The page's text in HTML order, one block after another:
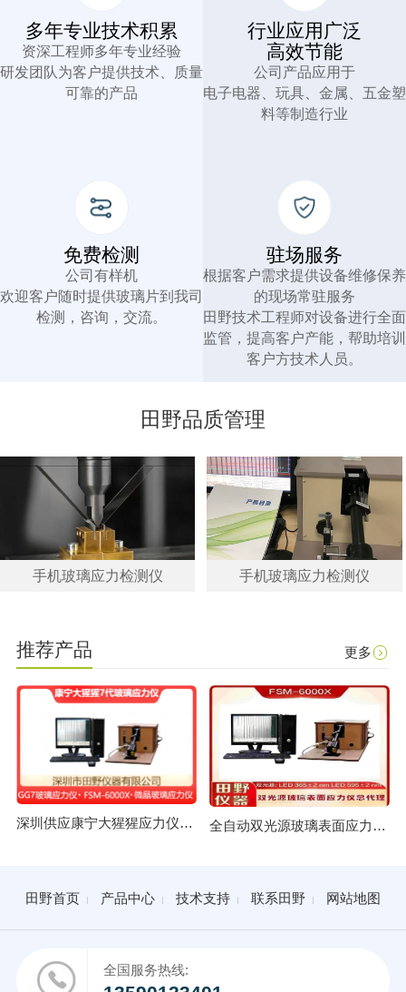
多年专业技术积累
资深工程师多年专业经验
研发团队为客户提供技术、质量
可靠的产品
行业应用广泛
高效节能
公司产品应用于
电子电器、玩具、金属、五金塑
料等制造行业
免费检测
公司有样机
欢迎客户随时提供玻璃片到我司
检测，咨询，交流。
驻场服务
根据客户需求提供设备维修保养
的现场常驻服务
田野技术工程师对设备进行全面
监管，提高客户产能，帮助培训
客户方技术人员。
田野品质管理
手机玻璃应力检测仪 手机玻璃应力检测仪
推荐产品 更多
深圳供应康宁大猩猩应力仪 GG7玻璃应力仪总代理 全自动双光源玻璃表面应力仪FSM-6000X授权合作供应商
田野首页 产品中心 技术支持 联系田野 网站地图
全国服务热线: